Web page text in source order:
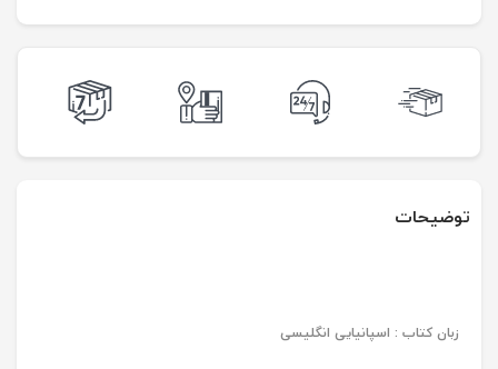
توضیحات
زبان کتاب : اسپانیایی انگلیسی